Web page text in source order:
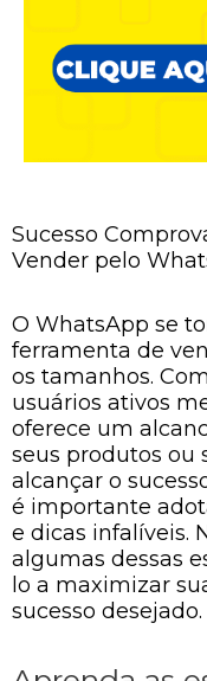
Sucesso
Vender pelo
O WhatsApp se
ferramenta de
os tamanhos.
usuários ativos
oferece um
seus produtos ou
alcançar o
é importante
e dicas infalíveis.
algumas dessas
lo a maximizar
sucesso desejado.